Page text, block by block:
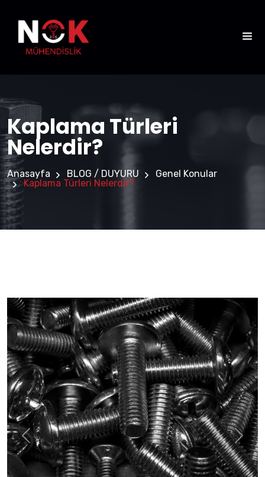
Kaplama Türleri
Nelerdir?
Anasayfa BLOG / DUYURU
Genel Konular
Kaplama Türleri Nelerdir?
Previous Next